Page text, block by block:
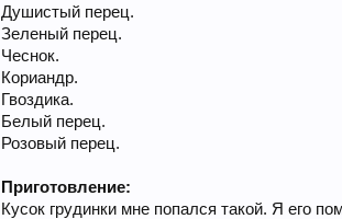
Душистый перец.
Зеленый перец.
Чеснок.
Кориандр.
Гвоздика.
Белый перец.
Розовый перец.
Приготовление:
Кусок грудинки мне попался такой. Я его